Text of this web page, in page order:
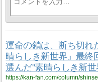
運命の鎖は、断ち切
晴らしき新世界』最終
選んだ"素晴らしき新世